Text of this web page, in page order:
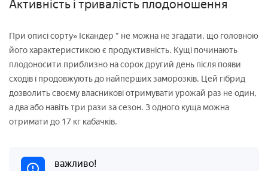
Активність і тривалість плодоношення
При описі сорту» Іскандер " не можна не згадати, що головною
його характеристикою є продуктивність. Кущі починають
плодоносити приблизно на сорок другий день після появи
сходів і продовжують до найперших заморозків. Цей гібрид
дозволить своєму власникові отримувати урожай раз не один,
а два або навіть три рази за сезон. З одного куща можна
отримати до 17 кг кабачків.
важливо!